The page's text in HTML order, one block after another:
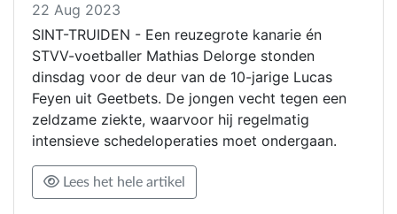
22 Aug 2023
SINT-TRUIDEN - Een reuzegrote kanarie én
STVV-voetballer Mathias Delorge stonden
dinsdag voor de deur van de 10-jarige Lucas
Feyen uit Geetbets. De jongen vecht tegen een
zeldzame ziekte, waarvoor hij regelmatig
intensieve schedeloperaties moet ondergaan.
Lees het hele artikel